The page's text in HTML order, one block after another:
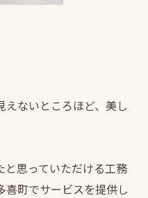
えないところほど、美し
と思っていただける工務
町でサービスを提供し